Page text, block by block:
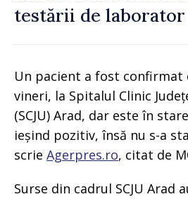
testării de laborator
Un pacient a fost confirmat
vineri, la Spitalul Clinic
(SCJU) Arad, dar este în
ieșind pozitiv, însă nu s-a
scrie Agerpres.ro, citat de
Surse din cadrul SCJU Arad